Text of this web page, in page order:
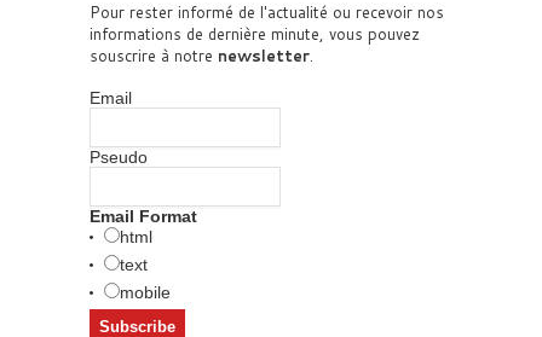
Pour rester informé de l'actualité ou recevoir nos
informations de dernière minute, vous pouvez
souscrire à notre newsletter.
Email
Pseudo
Email Format
html
text
mobile